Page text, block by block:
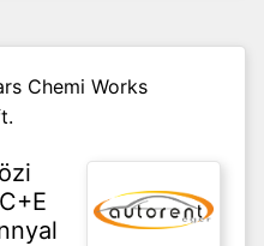
Chemi Works